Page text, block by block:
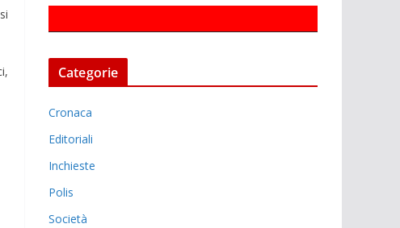
Categorie
Cronaca
Editoriali
Inchieste
Polis
Società